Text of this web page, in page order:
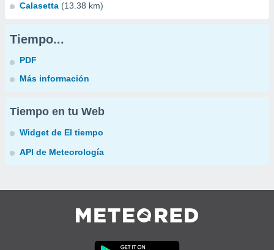
Calasetta (13.38 km)
Tiempo...
PDF
Más información
Tiempo en tu Web
Widget de El tiempo
API de Meteorología